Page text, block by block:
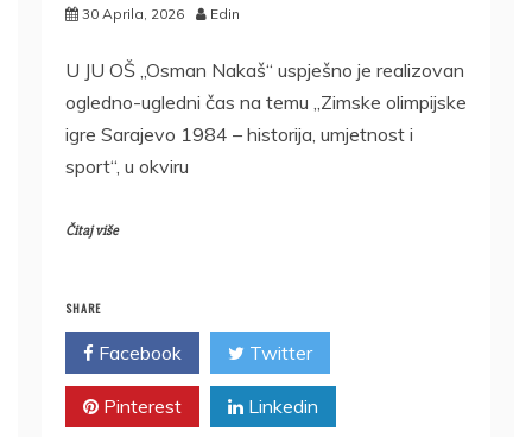
30 Aprila, 2026 Edin
U JU OŠ „Osman Nakaš“ uspješno je realizovan
ogledno-ugledni čas na temu „Zimske olimpijske
igre Sarajevo 1984 – historija, umjetnost i
sport“, u okviru
Čitaj više
SHARE
Facebook Twitter
Pinterest Linkedin